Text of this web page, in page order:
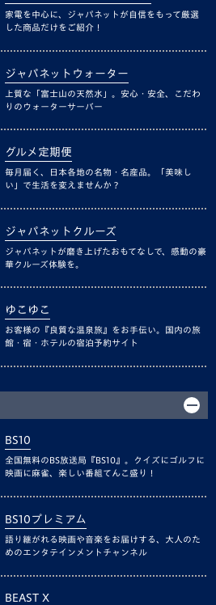
家電を中心に、ジャパネットが自信をもって厳選
した商品だけをご紹介！
ジャパネットウォーター
上質な「富士山の天然水」。安心・安全、こだわ
りのウォーターサーバー
グルメ定期便
毎月届く、日本各地の名物・名産品。「美味し
い」で生活を変えませんか？
ジャパネットクルーズ
ジャパネットが磨き上げたおもてなしで、感動の豪
華クルーズ体験を。
ゆこゆこ
お客様の『良質な温泉旅』をお手伝い。国内の旅
館・宿・ホテルの宿泊予約サイト
BS10
全国無料のBS放送局『BS10』。クイズにゴルフに
映画に麻雀、楽しい番組てんこ盛り！
BS10プレミアム
語り継がれる映画や音楽をお届けする、大人のた
めのエンタテインメントチャンネル
BEAST X